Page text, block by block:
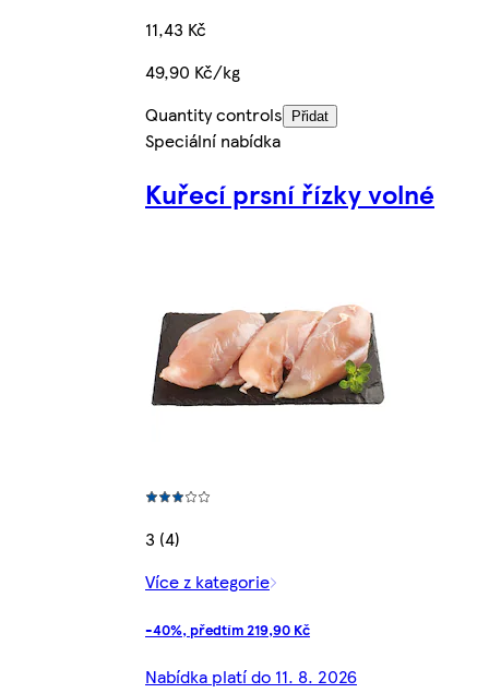
11,43 Kč
49,90 Kč/kg
Quantity controls
Přidat
Speciální nabídka
Kuřecí prsní řízky volné
3 (4)
Více z kategorie
-40%, předtím 219,90 Kč
Nabídka platí do 11. 8. 2026